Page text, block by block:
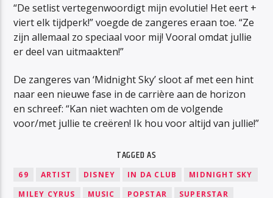
“De setlist vertegenwoordigt mijn evolutie! Het eert +
viert elk tijdperk!” voegde de zangeres eraan toe. “Ze
zijn allemaal zo speciaal voor mij! Vooral omdat jullie
er deel van uitmaakten!”
De zangeres van ‘Midnight Sky’ sloot af met een hint
naar een nieuwe fase in de carrière aan de horizon
en schreef: “Kan niet wachten om de volgende
voor/met jullie te creëren! Ik hou voor altijd van jullie!”
TAGGED AS
69 ARTIST DISNEY IN DA CLUB
MIDNIGHT SKY
MILEY CYRUS
MUSIC POPSTAR
SUPERSTAR